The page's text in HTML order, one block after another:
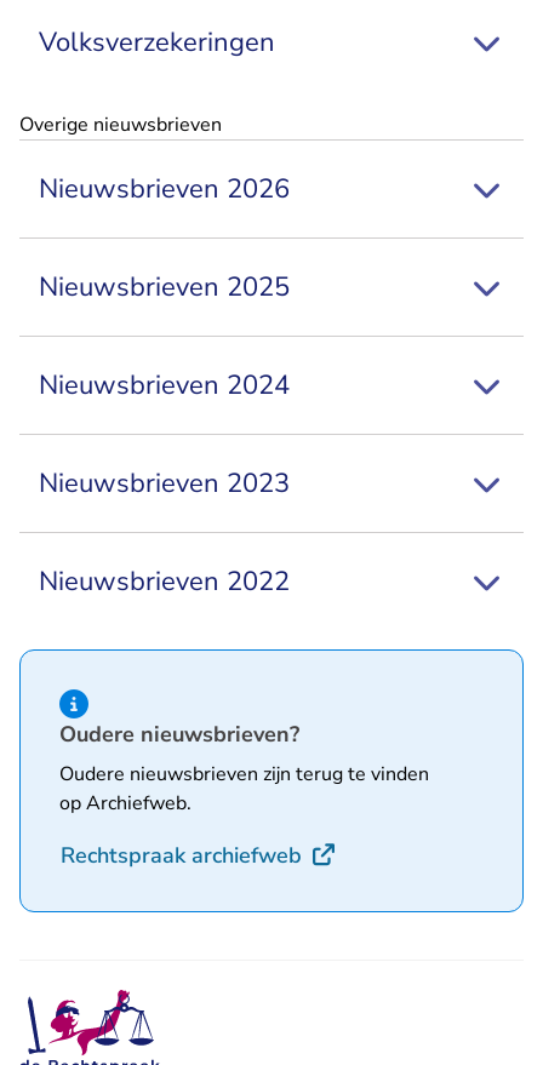
Volksverzekeringen
Overige nieuwsbrieven
Nieuwsbrieven 2026
Nieuwsbrieven 2025
Nieuwsbrieven 2024
Nieuwsbrieven 2023
Nieuwsbrieven 2022
Hint van type informatie
Oudere nieuwsbrieven?
Oudere nieuwsbrieven zijn terug te vinden
op Archiefweb.
Rechtspraak archiefweb - U verlaat